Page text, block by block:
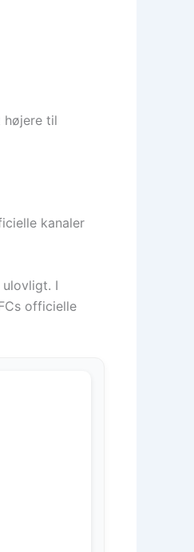
højere til
kanaler
I
officielle